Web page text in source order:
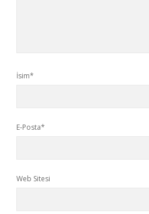
İsim*
E-Posta*
Web Sitesi